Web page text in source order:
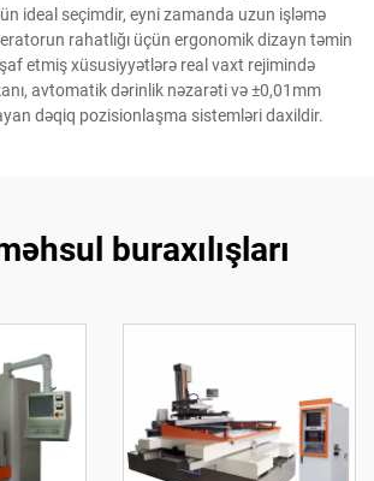
ideal seçimdir, eyni zamanda uzun işləmə
rahatlığı üçün ergonomik dizayn təmin
etmiş xüsusiyyətlərə real vaxt rejimində
avtomatik dərinlik nəzarəti və ±0,01mm
dəqiq pozisionlaşma sistemləri daxildir.
buraxılışları